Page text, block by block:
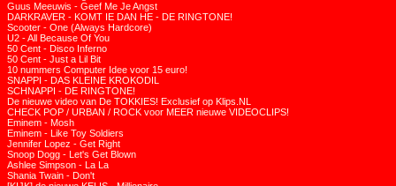
Guus Meeuwis - Geef Me Je Angst
DARKRAVER - KOMT IE DAN HE - DE RINGTONE!
Scooter - One (Always Hardcore)
U2 - All Because Of You
50 Cent - Disco Inferno
50 Cent - Just a Lil Bit
10 nummers Computer Idee voor 15 euro!
SNAPPI - DAS KLEINE KROKODIL
SCHNAPPI - DE RINGTONE!
De nieuwe video van De TOKKIES! Exclusief op Klips.NL
CHECK POP / URBAN / ROCK voor MEER nieuwe VIDEOCLIPS!
Eminem - Mosh
Eminem - Like Toy Soldiers
Jennifer Lopez - Get Right
Snoop Dogg - Let's Get Blown
Ashlee Simpson - La La
Shania Twain - Don't